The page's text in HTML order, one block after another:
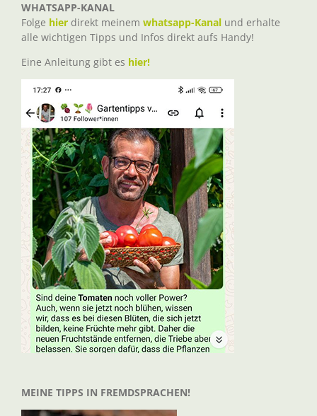
WHATSAPP-KANAL
Folge hier direkt meinem whatsapp-Kanal und erhalte
alle wichtigen Tipps und Infos direkt aufs Handy!
Eine Anleitung gibt es hier!
MEINE TIPPS IN FREMDSPRACHEN!